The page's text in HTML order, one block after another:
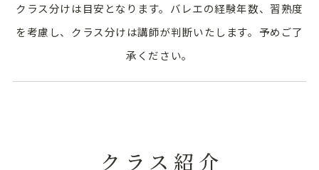
クラス分けは目安となります。バレエの経験年数、習熟度
を考慮し、クラス分けは講師が判断いたします。予めご了
承ください。
クラス紹介